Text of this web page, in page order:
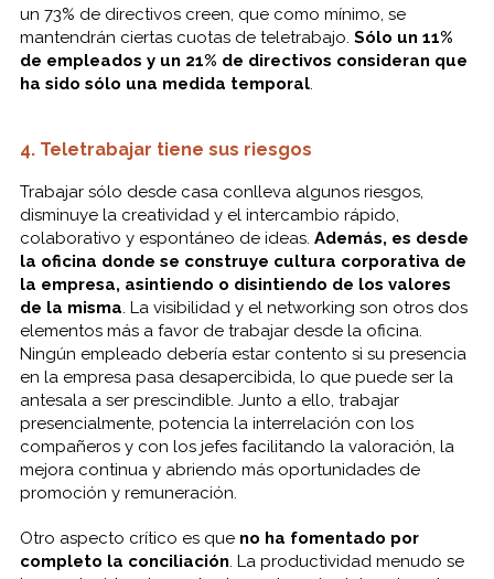
un 73% de directivos creen, que como mínimo, se
mantendrán ciertas cuotas de teletrabajo. Sólo un 11%
de empleados y un 21% de directivos consideran que
ha sido sólo una medida temporal.
4. Teletrabajar tiene sus riesgos
Trabajar sólo desde casa conlleva algunos riesgos,
disminuye la creatividad y el intercambio rápido,
colaborativo y espontáneo de ideas. Además, es desde
la oficina donde se construye cultura corporativa de
la empresa, asintiendo o disintiendo de los valores
de la misma. La visibilidad y el networking son otros dos
elementos más a favor de trabajar desde la oficina.
Ningún empleado debería estar contento si su presencia
en la empresa pasa desapercibida, lo que puede ser la
antesala a ser prescindible. Junto a ello, trabajar
presencialmente, potencia la interrelación con los
compañeros y con los jefes facilitando la valoración, la
mejora continua y abriendo más oportunidades de
promoción y remuneración.
Otro aspecto crítico es queno ha fomentado por
completo la conciliación. La productividad menudo se